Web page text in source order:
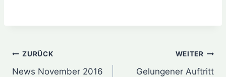
Beitragsnavigation
ZURÜCK
News November 2016
WEITER
Gelungener Auftritt